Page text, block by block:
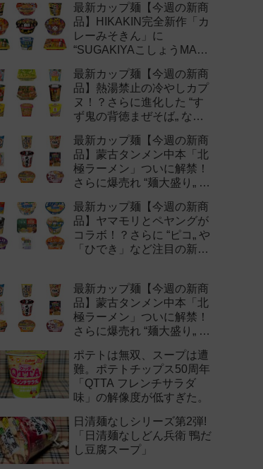
新作まとめ！
最新カップ麺【今週の新商
品】HIKAKIN完全新作「カ
レーみそきん」に
“SUGAKIYAこしょうMAX„
最新カップ麺【今週の新商
品】熱湯禁止の冷やしカプ
ヌ！？さらに進化した “す
ず鬼の背徳まぜそば„ など
最新カップ麺【今週の新商
品】蒙古タンメン中本「北
極ラーメン」ついに解禁！
さらに爆売れ “麺大盛り„ シ
作まとめ！
最新カップ麺【今週の新商
品】ヤマモリとペヤングが
コラボ！？さらに “ピコ„ や
「ひでき」など注目の新作
最新カップ麺【今週の新商
品】蒙古タンメン中本「北
極ラーメン」ついに解禁！
さらに爆売れ “麺大盛り„ シ
作まとめ！
ポテトは無双、スープは遭
難。ポテトチップス50周年
「QTTA フレンチサラダ
味」の解像度が低すぎた。
日清麺なしシリーズ第2弾!
「日清麺なしどん兵衛 鴨だ
し豆腐スープ」